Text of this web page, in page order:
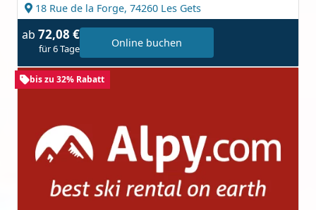
18 Rue de la Forge, 74260 Les Gets
ab 72,08 €
für 6 Tage Online buchen
bis zu 32% Rabatt